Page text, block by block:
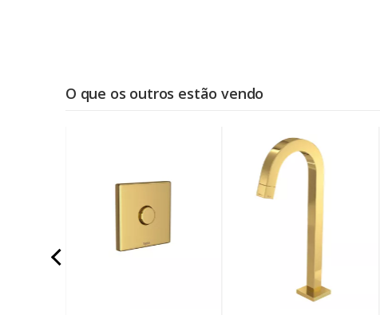
O que os outros estão vendo